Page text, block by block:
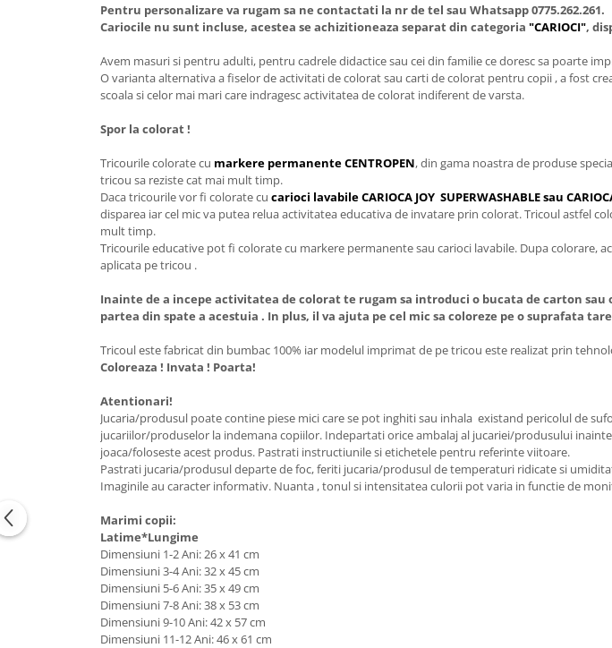
Pentru personalizare va rugam sa ne contactati la nr de tel sau Whatsapp 0775.262.261.
Cariocile nu sunt incluse, acestea se achizitioneaza separat din categoria "CARIOCI",
Avem masuri si pentru adulti, pentru cadrele didactice sau cei din familie ce doresc sa poarte
O varianta alternativa a fiselor de activitati de colorat sau carti de colorat pentru copii , a fost
scoala si celor mai mari care indragesc activitatea de colorat indiferent de varsta.
Spor la colorat !
Tricourile colorate cu markere permanente CENTROPEN, din gama noastra de produse
tricou sa reziste cat mai mult timp.
Daca tricourile vor fi colorate cu carioci lavabile CARIOCA JOY SUPERWASHABLE sau
disparea iar cel mic va putea relua activitatea educativa de invatare prin colorat. Tricoul astfel
mult timp.
Tricourile educative pot fi colorate cu markere permanente sau carioci lavabile. Dupa colorare,
aplicata pe tricou .
Inainte de a incepe activitatea de colorat te rugam sa introduci o bucata de carton
partea din spate a acestuia . In plus, il va ajuta pe cel mic sa coloreze pe o suprafata
Tricoul este fabricat din bumbac 100% iar modelul imprimat de pe tricou este realizat prin
Coloreaza ! Invata ! Poarta!
Atentionari!
Jucaria/produsul poate contine piese mici care se pot inghiti sau inhala existand pericolul de
jucariilor/produselor la indemana copiilor. Indepartati orice ambalaj al jucariei/produsului
joaca/foloseste acest produs. Pastrati instructiunile si etichetele pentru referinte viitoare.
Pastrati jucaria/produsul departe de foc, feriti jucaria/produsul de temperaturi ridicate si
Imaginile au caracter informativ. Nuanta , tonul si intensitatea culorii pot varia in functie de
Marimi copii:
Latime*Lungime
Dimensiuni 1-2 Ani: 26 x 41 cm
Dimensiuni 3-4 Ani: 32 x 45 cm
Dimensiuni 5-6 Ani: 35 x 49 cm
Dimensiuni 7-8 Ani: 38 x 53 cm
Dimensiuni 9-10 Ani: 42 x 57 cm
Dimensiuni 11-12 Ani: 46 x 61 cm